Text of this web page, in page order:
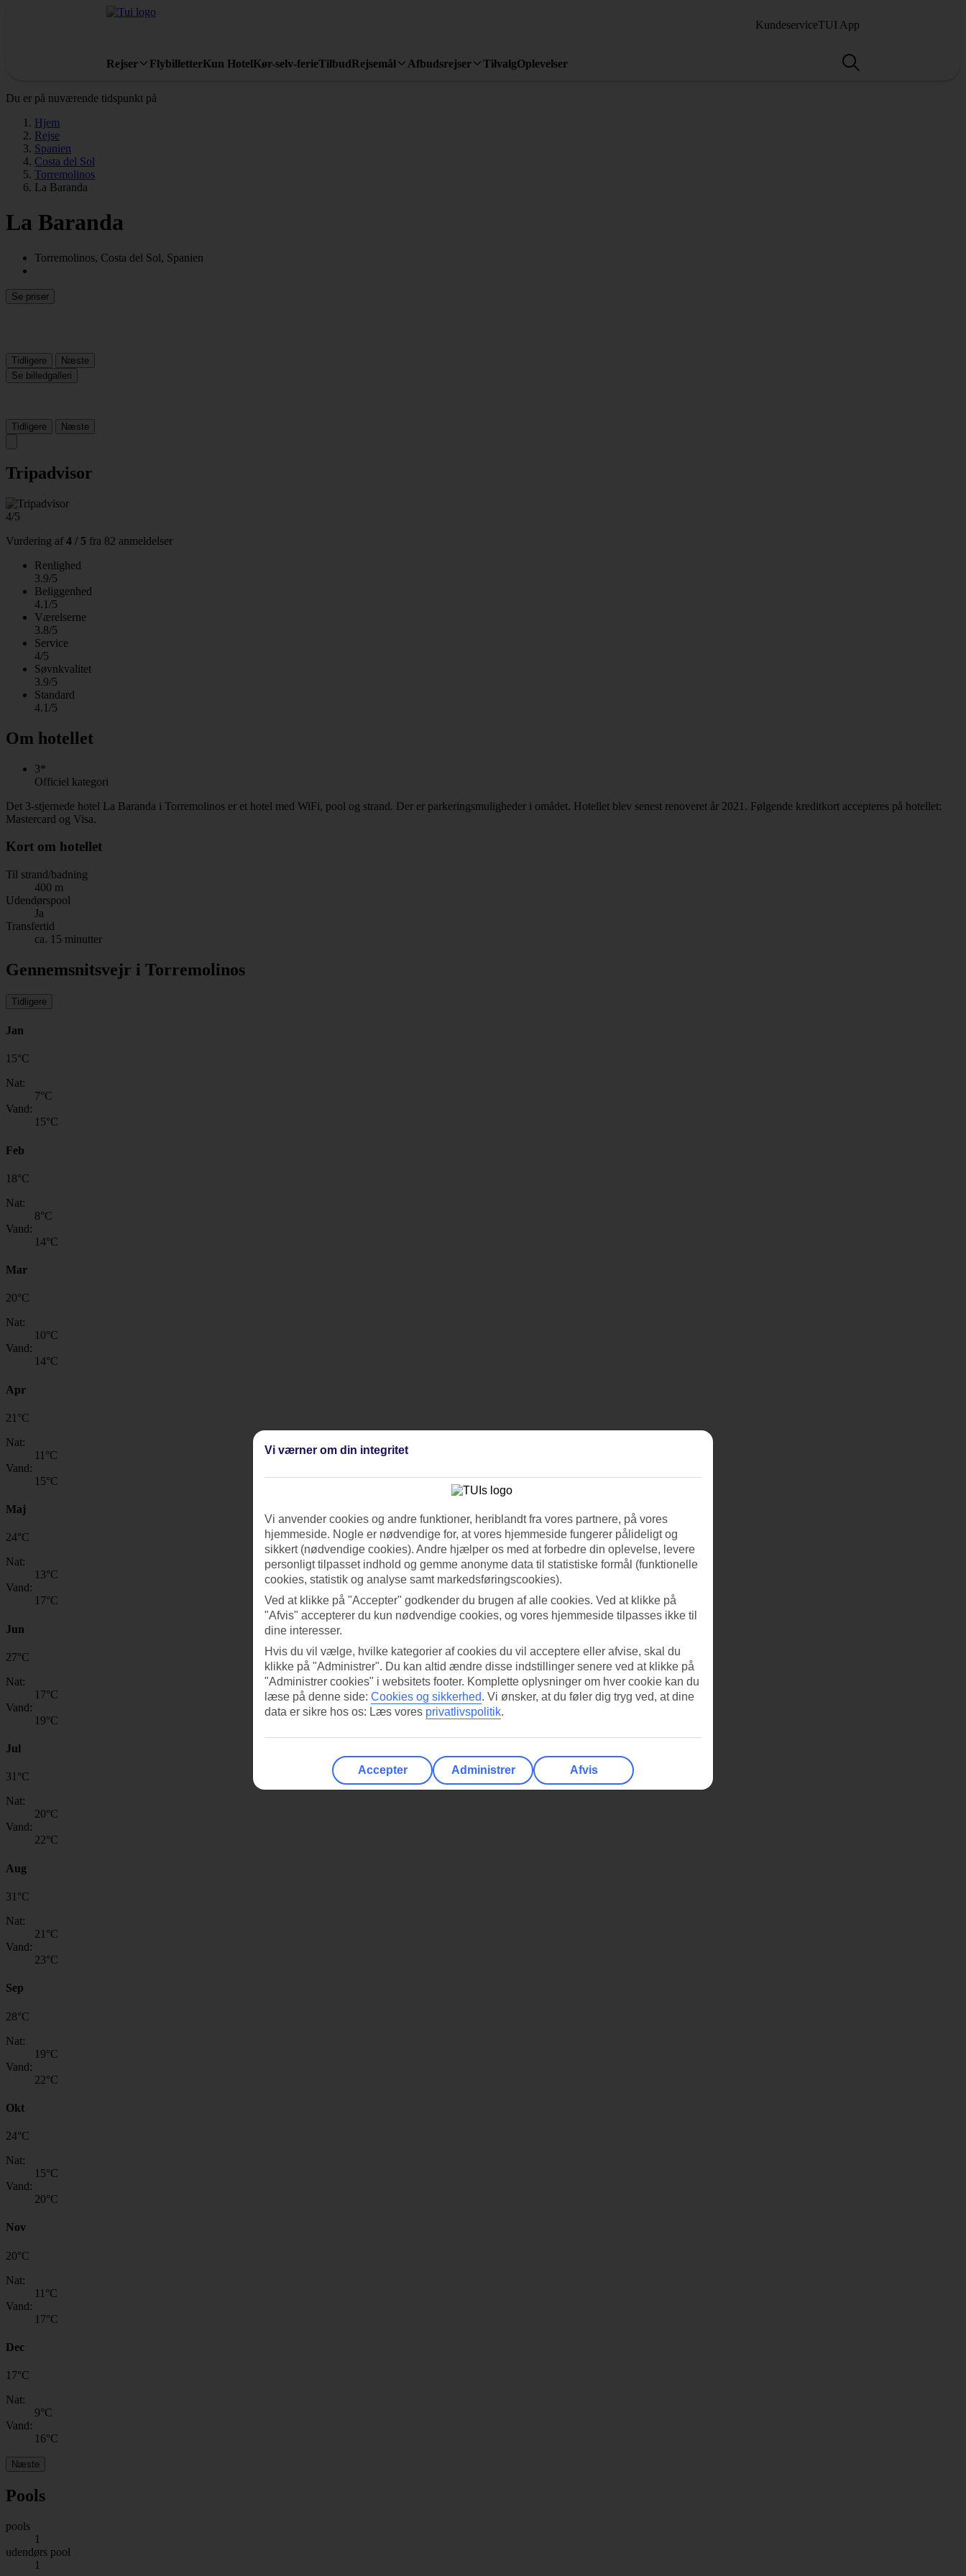
KundeserviceTUI App
Rejser FlybilletterKun HotelKør-selv-ferieTilbudRejsemål Afbudsrejser TilvalgOplevelser
Du er på nuværende tidspunkt på
Hjem
Rejse
Spanien
Costa del Sol
Torremolinos
La Baranda
La Baranda
Torremolinos, Costa del Sol, Spanien
Se priser
Tidligere
Næste
Se billedgalleri
Tidligere Næste
Tripadvisor
4/5
Vurdering af 4 / 5 fra 82 anmeldelser
Renlighed
3.9/5
Beliggenhed
4.1/5
Værelserne
3.8/5
Service
4/5
Søvnkvalitet
3.9/5
Standard
4.1/5
Om hotellet
3*
Officiel kategori
Det 3-stjernede hotel La Baranda i Torremolinos er et hotel med WiFi, pool og strand. Der er parkeringsmuligheder i omådet. Hotellet blev senest renoveret år 2021. Følgende kreditkort accepteres på hotellet:
Mastercard og Visa.
Kort om hotellet
Til strand/badning
400 m
Udendørspool
Ja
Transfertid
ca. 15 minutter
Gennemsnitsvejr i Torremolinos
Tidligere
Jan
15°C
Nat:
7°C
Vand:
15°C
Feb
18°C
Nat:
8°C
Vand:
14°C
Mar
20°C
Nat:
10°C
Vand:
14°C
Apr
21 °C
Nat:
11 °C
Vand:
15°C
Maj
24°C
Nat:
13°C
Vand:
17°C
Jun
27°C
Nat:
17°C
Vand:
19°C
Jul
31°C
Nat:
20°C
Vand:
22°C
Aug
31 °C
Nat:
21 °C
Vand:
23°C
Sep
28°C
Nat:
19°C
Vand:
22°C
Okt
24°C
Nat:
15°C
Vand:
20°C
Nov
20°C
Nat:
11 °C
Vand:
17°C
Dec
17°C
Nat:
9°C
Vand:
16°C
Næste
Pools
pools
1
udendørs pool
1
Vi værner om din integritet
Vi anvender cookies og andre funktioner, heriblandt fra vores partnere, på vores
hjemmeside. Nogle er nødvendige for, at vores hjemmeside fungerer pålideligt og
sikkert (nødvendige cookies). Andre hjælper os med at forbedre din oplevelse, levere
personligt tilpasset indhold og gemme anonyme data til statistiske formål (funktionelle
cookies, statistik og analyse samt markedsføringscookies).
Ved at klikke på "Accepter" godkender du brugen af alle cookies. Ved at klikke på
"Afvis" accepterer du kun nødvendige cookies, og vores hjemmeside tilpasses ikke til
dine interesser.
Hvis du vil vælge, hvilke kategorier af cookies du vil acceptere eller afvise, skal du
klikke på "Administrer". Du kan altid ændre disse indstillinger senere ved at klikke på
"Administrer cookies" i websitets footer. Komplette oplysninger om hver cookie kan du
læse på denne side: Cookies og sikkerhed. Vi ønsker, at du føler dig tryg ved, at dine
data er sikre hos os: Læs vores privatlivspolitik.
Accepter Administrer Afvis